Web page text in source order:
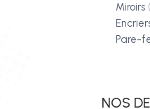
Miroirs
Pare-
NOS